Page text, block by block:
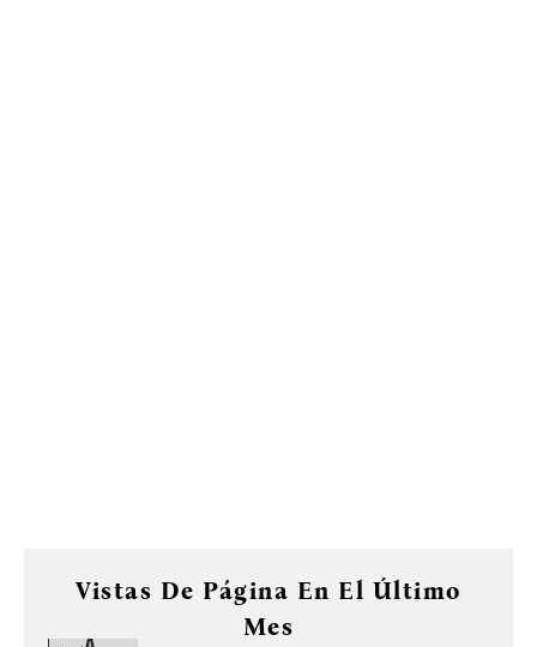
Vistas De Página En El Último
Mes